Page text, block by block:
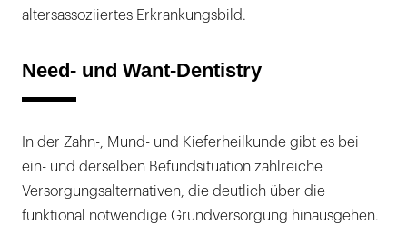
altersassoziiertes Erkrankungsbild.
Need- und Want-Dentistry
In der Zahn-, Mund- und Kieferheilkunde gibt es bei
ein- und derselben Befundsituation zahlreiche
Versorgungsalternativen, die deutlich über die
funktional notwendige Grundversorgung hinausgehen.